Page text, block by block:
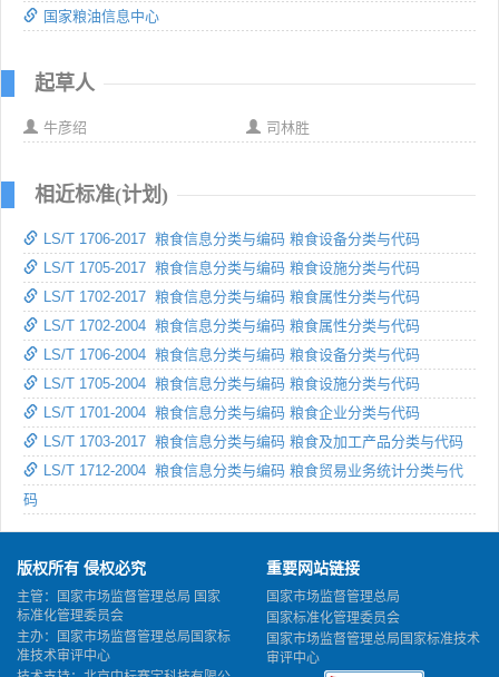
国家粮油信息中心
起草人
牛彦绍 司林胜
相近标准(计划)
LS/T 1706-2017 粮食信息分类与编码 粮食设备分类与代码
LS/T 1705-2017 粮食信息分类与编码 粮食设施分类与代码
LS/T 1702-2017 粮食信息分类与编码 粮食属性分类与代码
LS/T 1702-2004 粮食信息分类与编码 粮食属性分类与代码
LS/T 1706-2004 粮食信息分类与编码 粮食设备分类与代码
LS/T 1705-2004 粮食信息分类与编码 粮食设施分类与代码
LS/T 1701-2004 粮食信息分类与编码 粮食企业分类与代码
LS/T 1703-2017 粮食信息分类与编码 粮食及加工产品分类与代码
LS/T 1712-2004 粮食信息分类与编码 粮食贸易业务统计分类与代
码
版权所有 侵权必究
主管：国家市场监督管理总局 国家
标准化管理委员会
主办：国家市场监督管理总局国家标
准技术审评中心
重要网站链接
国家市场监督管理总局
国家标准化管理委员会
国家市场监督管理总局国家标准技术
审评中心